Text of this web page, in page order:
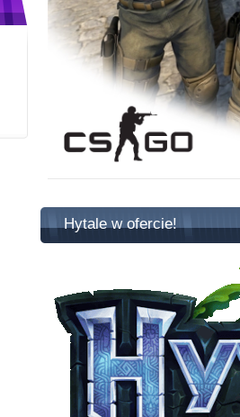
Hytale w ofercie!